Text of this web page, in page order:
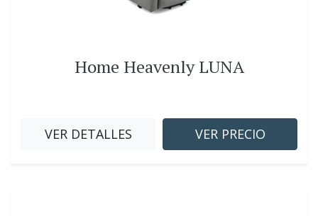
Home Heavenly LUNA
VER DETALLES VER PRECIO